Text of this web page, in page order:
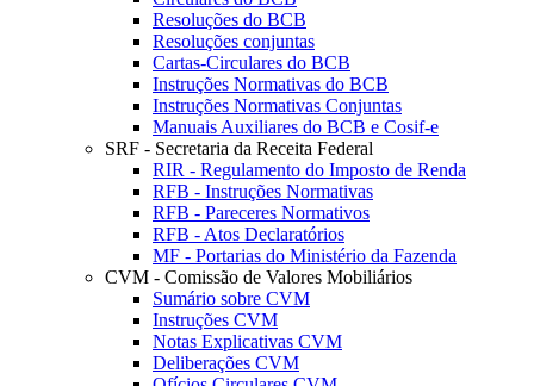
Resoluções do BCB
Resoluções conjuntas
Cartas-Circulares do BCB
Instruções Normativas do BCB
Instruções Normativas Conjuntas
Manuais Auxiliares do BCB e Cosif-e
SRF - Secretaria da Receita Federal
RIR - Regulamento do Imposto de Renda
RFB - Instruções Normativas
RFB - Pareceres Normativos
RFB - Atos Declaratórios
MF - Portarias do Ministério da Fazenda
CVM - Comissão de Valores Mobiliários
Sumário sobre CVM
Instruções CVM
Notas Explicativas CVM
Deliberações CVM